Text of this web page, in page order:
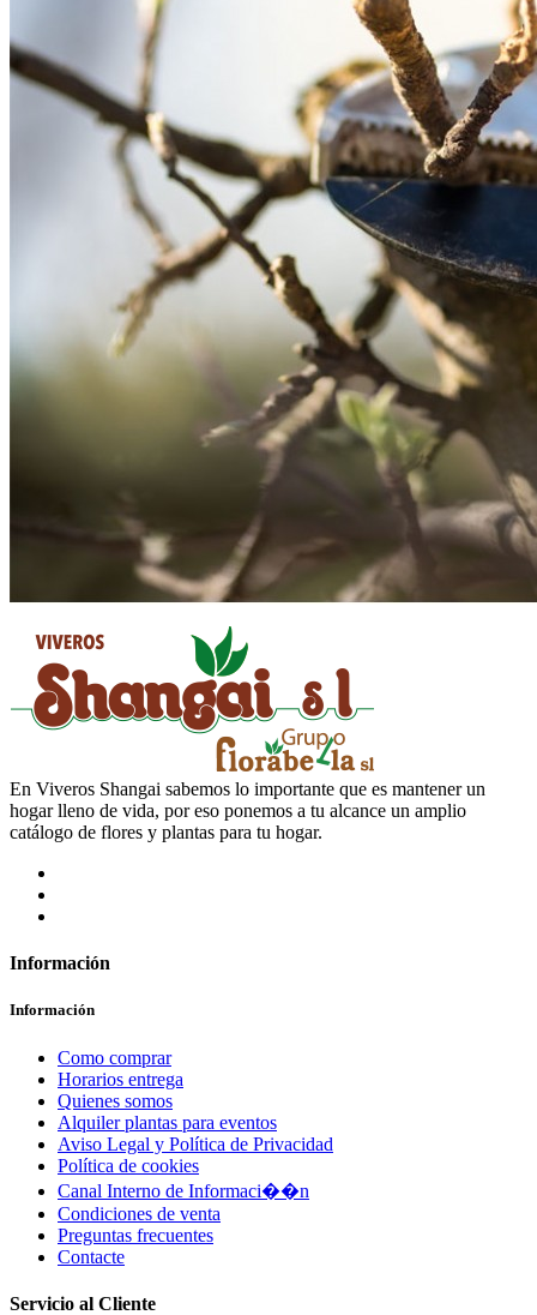
En Viveros Shangai sabemos lo importante que es mantener un
hogar lleno de vida, por eso ponemos a tu alcance un amplio
catálogo de flores y plantas para tu hogar.
Información
Información
Como comprar
Horarios entrega
Quienes somos
Alquiler plantas para eventos
Aviso Legal y Política de Privacidad
Política de cookies
Canal Interno de Informaci��n
Condiciones de venta
Preguntas frecuentes
Contacte
Servicio al Cliente